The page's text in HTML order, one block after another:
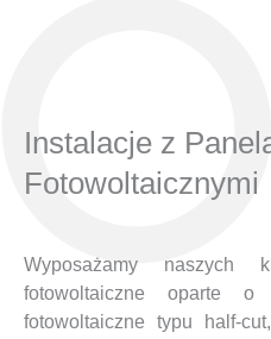
Instalacje z
Fotowoltaicznymi
Wyposażamy naszych
fotowoltaiczne oparte o
fotowoltaiczne typu half-